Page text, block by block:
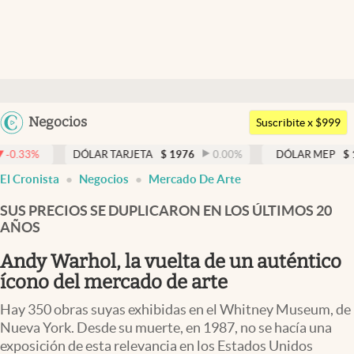
Argentina
Colombia
Negocios
Members
Economía y Política
Finanzas y Mercados
Mercados Online
Columnistas
Otras secciones
Apertura
Suscribite x $999
DÓLAR TARJETA $ 1976 0.00% DÓLAR MEP $ 1523,4
El Cronista Negocios Mercado De Arte
SUS PRECIOS SE DUPLICARON EN LOS ÚLTIMOS 20
AÑOS
Andy Warhol, la vuelta de un auténtico
ícono del mercado de arte
Hay 350 obras suyas exhibidas en el Whitney Museum, de
Nueva York. Desde su muerte, en 1987, no se hacía una
exposición de esta relevancia en los Estados Unidos